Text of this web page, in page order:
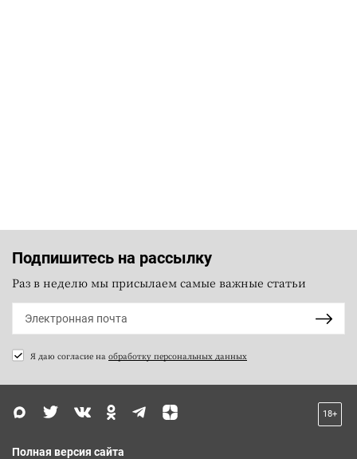
Подпишитесь на рассылку
Раз в неделю мы присылаем самые важные статьи
Я даю согласие на обработку персональных данных
18+
Полная версия сайта